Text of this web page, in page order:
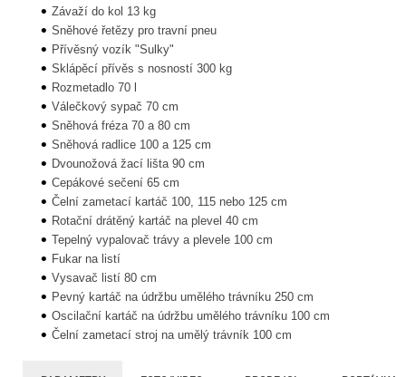
Závaží do kol 13 kg
Sněhové řetězy pro travní pneu
Přívěsný vozík "Sulky"
Sklápěcí přívěs s nosností 300 kg
Rozmetadlo 70 l
Válečkový sypač 70 cm
Sněhová fréza 70 a 80 cm
Sněhová radlice 100 a 125 cm
Dvounožová žací lišta 90 cm
Cepákové sečení 65 cm
Čelní zametací kartáč 100, 115 nebo 125 cm
Rotační drátěný kartáč na plevel 40 cm
Tepelný vypalovač trávy a plevele 100 cm
Fukar na listí
Vysavač listí 80 cm
Pevný kartáč na údržbu umělého trávníku 250 cm
Oscilační kartáč na údržbu umělého trávníku 100 cm
Čelní zametací stroj na umělý trávník 100 cm